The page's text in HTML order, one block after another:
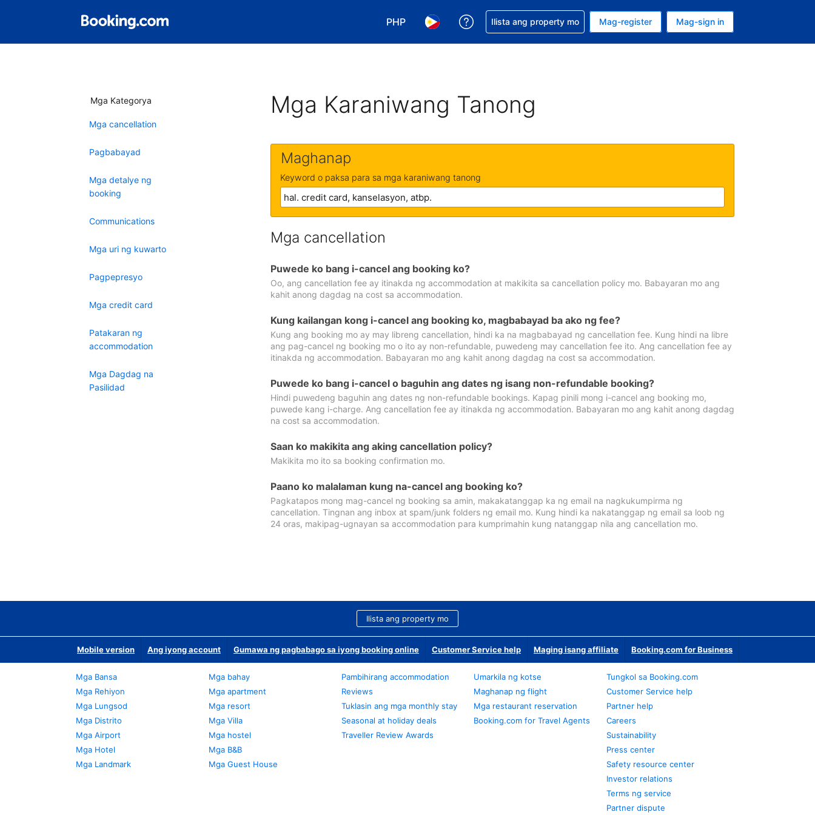
PHP
Pumili ng currency mo. PHP ang currency mo ngayon
Pumili ng wika mo. Filipino ang wika mo ngayon
Makakuha ng tulong sa reservation mo
Ilista ang property mo Mag-register Mag-sign in
Mga Kategorya
Mga cancellation
Pagbabayad
Mga detalye ng
booking
Communications
Mga uri ng kuwarto
Pagpepresyo
Mga credit card
Patakaran ng
accommodation
Mga Dagdag na
Pasilidad
Mga Karaniwang Tanong
Maghanap
Keyword o paksa para sa mga karaniwang tanong
Mga cancellation
Puwede ko bang i-cancel ang booking ko?
Oo, ang cancellation fee ay itinakda ng accommodation at makikita sa cancellation policy mo. Babayaran mo ang
kahit anong dagdag na cost sa accommodation.
Kung kailangan kong i-cancel ang booking ko, magbabayad ba ako ng fee?
Kung ang booking mo ay may libreng cancellation, hindi ka na magbabayad ng cancellation fee. Kung hindi na libre
ang pag-cancel ng booking mo o ito ay non-refundable, puwedeng may cancellation fee ito. Ang cancellation fee ay
itinakda ng accommodation. Babayaran mo ang kahit anong dagdag na cost sa accommodation.
Puwede ko bang i-cancel o baguhin ang dates ng isang non-refundable booking?
Hindi puwedeng baguhin ang dates ng non-refundable bookings. Kapag pinili mong i-cancel ang booking mo,
puwede kang i-charge. Ang cancellation fee ay itinakda ng accommodation. Babayaran mo ang kahit anong dagdag
na cost sa accommodation.
Saan ko makikita ang aking cancellation policy?
Makikita mo ito sa booking confirmation mo.
Paano ko malalaman kung na-cancel ang booking ko?
Pagkatapos mong mag-cancel ng booking sa amin, makakatanggap ka ng email na nagkukumpirma ng
cancellation. Tingnan ang inbox at spam/junk folders ng email mo. Kung hindi ka nakatanggap ng email sa loob ng
24 oras, makipag-ugnayan sa accommodation para kumprimahin kung natanggap nila ang cancellation mo.
Ilista ang property mo
Mobile version Ang iyong account Gumawa ng pagbabago sa iyong booking online Customer Service help Maging isang affiliate Booking.com for Business
Mga Bansa
Mga Rehiyon
Mga Lungsod
Mga Distrito
Mga Airport
Mga Hotel
Mga Landmark
Mga bahay
Mga apartment
Mga resort
Mga Villa
Mga hostel
Mga B&B
Mga Guest House
Pambihirang accommodation
Reviews
Tuklasin ang mga monthly stay
Seasonal at holiday deals
Traveller Review Awards
Umarkila ng kotse
Maghanap ng flight
Mga restaurant reservation
Booking.com for Travel Agents
Tungkol sa Booking.com
Customer Service help
Partner help
Careers
Sustainability
Press center
Safety resource center
Investor relations
Terms ng service
Partner dispute